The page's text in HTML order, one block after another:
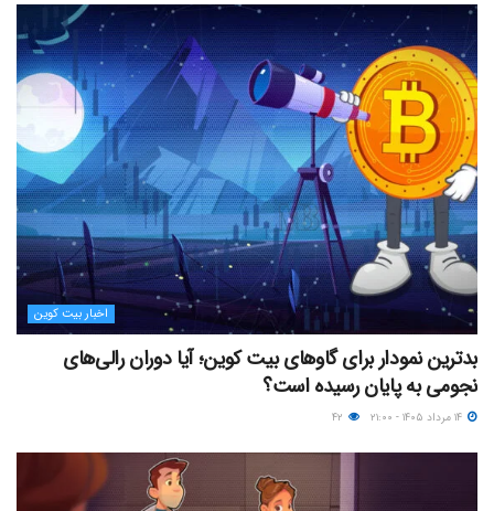
اخبار بیت کوین
بدترین نمودار برای گاوهای بیت کوین؛ آیا دوران رالی‌های
نجومی به پایان رسیده است؟